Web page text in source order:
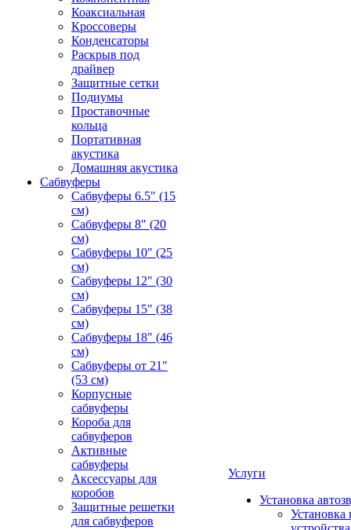
Коаксиальная
Кроссоверы
Конденсаторы
Раскрыв под
драйвер
Защитные сетки
Подиумы
Проставочные
кольца
Портативная
акустика
Домашняя акустика
Сабвуферы
Сабвуферы 6.5" (15
см)
Сабвуферы 8" (20
см)
Сабвуферы 10" (25
см)
Сабвуферы 12" (30
см)
Сабвуферы 15" (38
см)
Сабвуферы 18" (46
см)
Сабвуферы от 21"
(53 см)
Корпусные
сабвуферы
Короба для
сабвуферов
Активные
сабвуферы
Аксессуары для
коробов
Защитные решетки
для сабвуферов
Услуги
Установка
Установка